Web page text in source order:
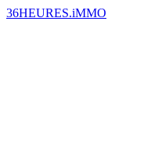
36HEURES.iMMO